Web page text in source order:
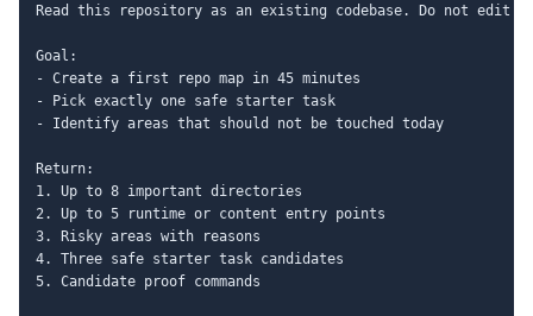
Read this repository as an existing codebase. Do not edit
Goal:
- Create a first repo map in 45 minutes
- Pick exactly one safe starter task
- Identify areas that should not be touched today
Return:
1. Up to 8 important directories
2. Up to 5 runtime or content entry points
3. Risky areas with reasons
4. Three safe starter task candidates
5. Candidate proof commands